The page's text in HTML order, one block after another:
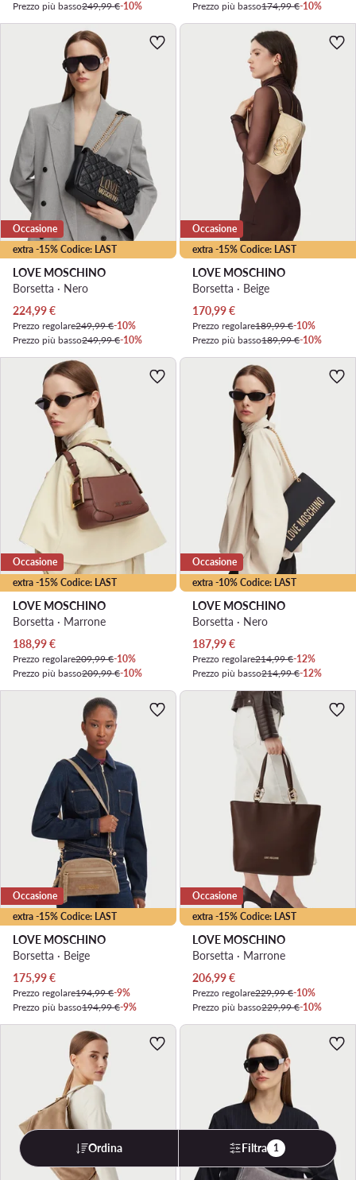
Prezzo più basso249,99 €-10%
Prezzo più basso174,99 €-10%
extra -15% Codice: LAST
Occasione
LOVE MOSCHINO
Borsetta · Nero
Prezzo attuale
224,99€
Prezzo regolare249,99 €-10%
Prezzo più basso249,99 €-10%
extra -15% Codice: LAST
Occasione
LOVE MOSCHINO
Borsetta · Beige
Prezzo attuale
170,99€
Prezzo regolare189,99 €-10%
Prezzo più basso189,99 €-10%
extra -15% Codice: LAST
Occasione
LOVE MOSCHINO
Borsetta · Marrone
Prezzo attuale
188,99€
Prezzo regolare209,99 €-10%
Prezzo più basso209,99 €-10%
extra -10% Codice: LAST
Occasione
LOVE MOSCHINO
Borsetta · Nero
Prezzo attuale
187,99€
Prezzo regolare214,99 €-12%
Prezzo più basso214,99 €-12%
extra -15% Codice: LAST
Occasione
LOVE MOSCHINO
Borsetta · Beige
Prezzo attuale
175,99€
Prezzo regolare194,99 €-9%
Prezzo più basso194,99 €-9%
extra -15% Codice: LAST
Occasione
LOVE MOSCHINO
Borsetta · Marrone
Prezzo attuale
206,99€
Prezzo regolare229,99 €-10%
Prezzo più basso229,99 €-10%
Ordina Filtra 1